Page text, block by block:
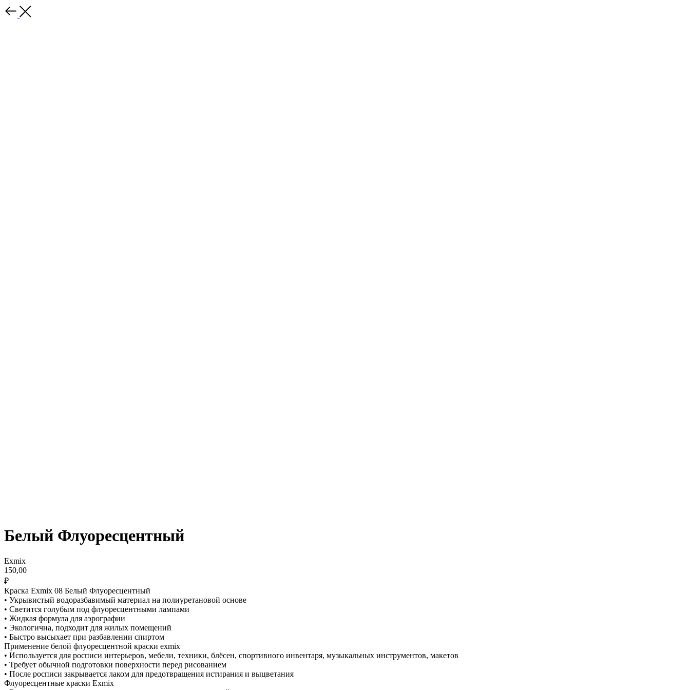
Белый Флуоресцентный
Exmix
150,00
₽
Краска Exmix 08 Белый Флуоресцентный
• Укрывистый водоразбавимый материал на полиуретановой основе
• Светится голубым под флуоресцентными лампами
• Жидкая формула для аэрографии
• Экологична, подходит для жилых помещений
• Быстро высыхает при разбавлении спиртом
Применение белой флуоресцентной краски exmix
• Используется для росписи интерьеров, мебели, техники, блёсен, спортивного инвентаря, музыкальных инструментов, макетов
• Требует обычной подготовки поверхности перед рисованием
• После росписи закрывается лаком для предотвращения истирания и выцветания
Флуоресцентные краски Exmix